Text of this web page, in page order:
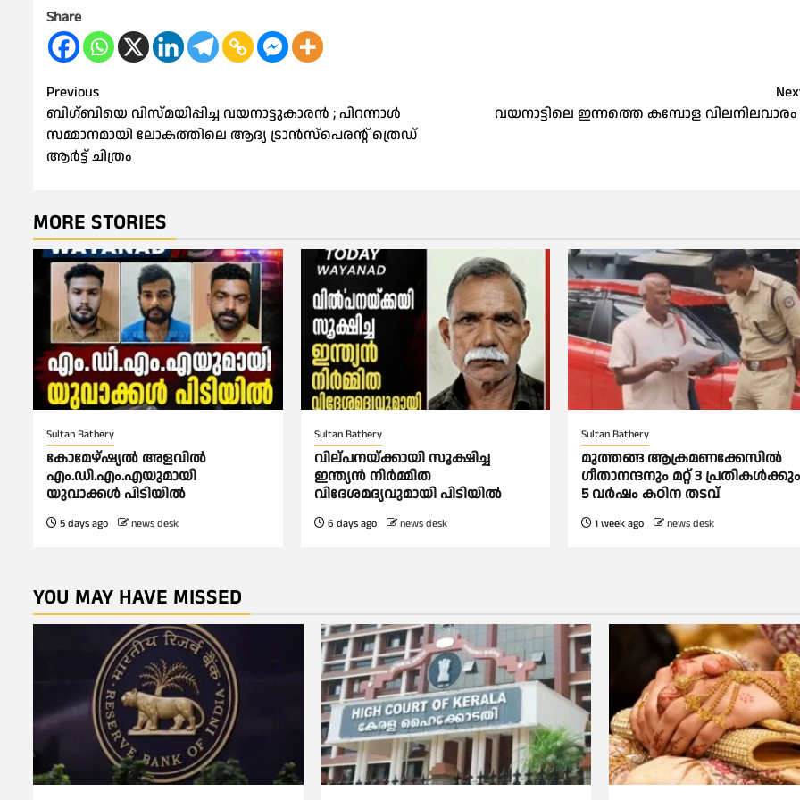
Share
Post
navigation
Previous
ബിഗ്ബിയെ വിസ്മയിപ്പിച്ച വയനാട്ടുകാരൻ ; പിറന്നാൾ
സമ്മാനമായി ലോകത്തിലെ ആദ്യ ട്രാൻസ്‌പെരന്റ് ത്രെഡ്
ആർട്ട് ചിത്രം
വയനാട്ടിലെ ഇന്നത്തെ കമ്പോള
MORE STORIES
Sultan Bathery
കോമേഴ്‌ഷ്യൽ അളവിൽ
എം.ഡി.എം.എയുമായി
യുവാക്കൾ പിടിയിൽ
5 days ago news desk
Sultan Bathery
വില്പനയ്ക്കായി സൂക്ഷിച്ച
ഇന്ത്യൻ നിർമ്മിത
വിദേശമദ്യവുമായി പിടിയിൽ
6 days ago news desk
Sultan Bathery
മുത്തങ്ങ ആക്രമണക്കേസില്‍
ഗീതാനന്ദനും മറ്റ് 3
5 വര്‍ഷം കഠിന തടവ്
1 week ago news desk
YOU MAY HAVE MISSED